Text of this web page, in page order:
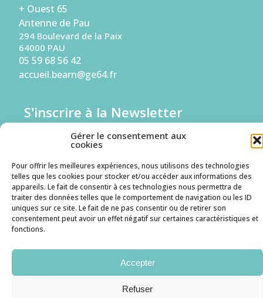
Gérer le consentement aux
cookies
Pour offrir les meilleures expériences, nous utilisons des technologies
telles que les cookies pour stocker et/ou accéder aux informations des
appareils. Le fait de consentir à ces technologies nous permettra de
traiter des données telles que le comportement de navigation ou les ID
uniques sur ce site. Le fait de ne pas consentir ou de retirer son
consentement peut avoir un effet négatif sur certaines caractéristiques et
fonctions.
Accepter
Refuser
+ Ouest 65
Antenne de Pau
294 Boulevard de la Paix
64000 PAU
05 59 68 56 42
accueil.bearn@ge64.fr
S'inscrire à la Newsletter
Je suis une entreprise
Je suis un candidat
Mentions légales